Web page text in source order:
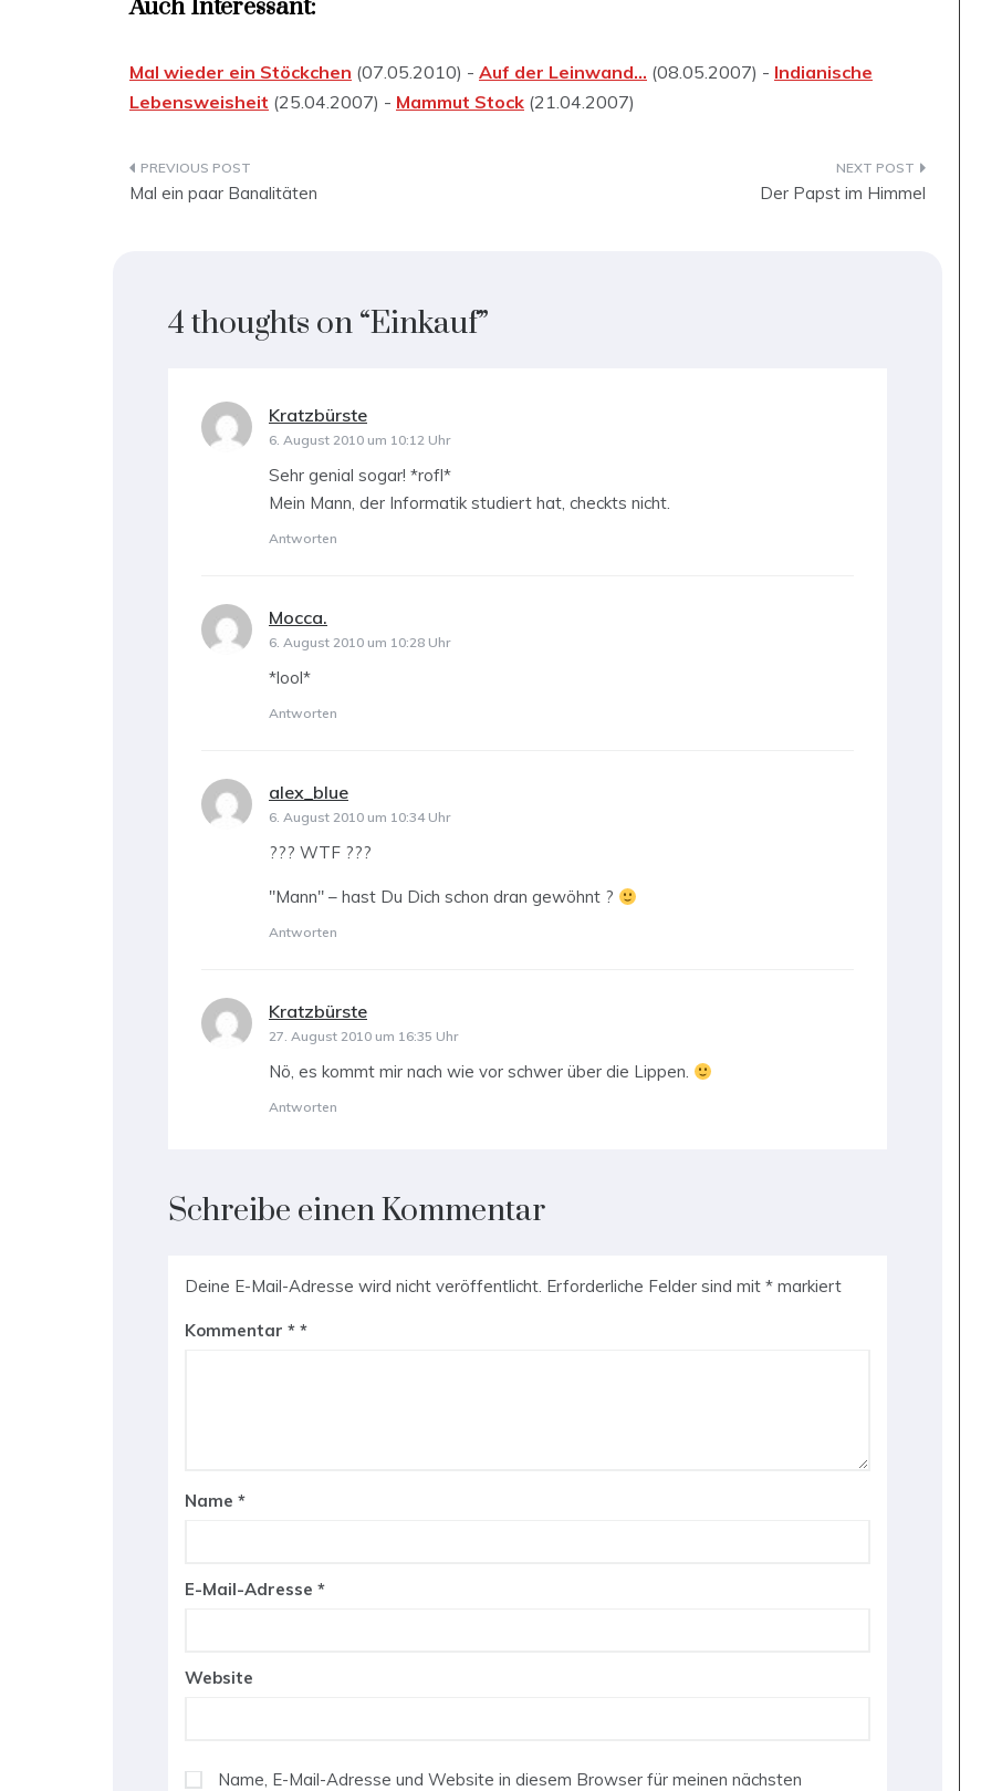
Auch Interessant:
Mal wieder ein Stöckchen (07.05.2010) - Auf der Leinwand… (08.05.2007) - Indianische
Lebensweisheit (25.04.2007) - Mammut Stock (21.04.2007)
Beitragsnavigation
Mal ein paar Banalitäten Der Papst im Himmel
4 thoughts on “Einkauf”
Kratzbürste
6. August 2010 um 10:12 Uhr
Sehr genial sogar! *rofl*
Mein Mann, der Informatik studiert hat, checkts nicht.
Antworten
Mocca.
6. August 2010 um 10:28 Uhr
*lool*
Antworten
alex_blue
6. August 2010 um 10:34 Uhr
??? WTF ???
"Mann" – hast Du Dich schon dran gewöhnt ?
Antworten
Kratzbürste
27. August 2010 um 16:35 Uhr
Nö, es kommt mir nach wie vor schwer über die Lippen.
Antworten
Schreibe einen Kommentar
Deine E-Mail-Adresse wird nicht veröffentlicht. Erforderliche Felder sind mit * markiert
Kommentar *
Name *
E-Mail-Adresse *
Website
Name, E-Mail-Adresse und Website in diesem Browser für meinen nächsten